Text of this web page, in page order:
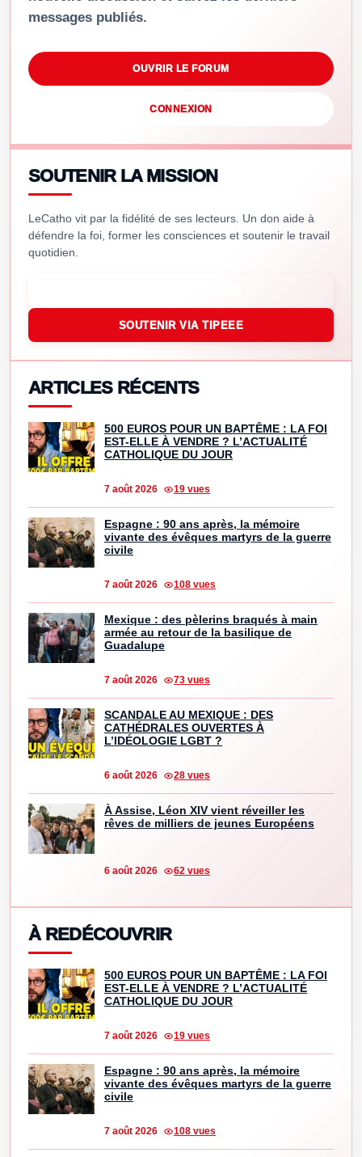
messages publiés.
OUVRIR LE FORUM
CONNEXION
SOUTENIR LA MISSION
LeCatho vit par la fidélité de ses lecteurs. Un don aide à
défendre la foi, former les consciences et soutenir le travail
quotidien.
SOUTENIR VIA TIPEEE
ARTICLES RÉCENTS
500 EUROS POUR UN BAPTÊME : LA FOI
EST-ELLE À VENDRE ? L’ACTUALITÉ
CATHOLIQUE DU JOUR
7 août 2026 19 vues
Espagne : 90 ans après, la mémoire
vivante des évêques martyrs de la guerre
civile
7 août 2026 108 vues
Mexique : des pèlerins braqués à main
armée au retour de la basilique de
Guadalupe
7 août 2026 73 vues
SCANDALE AU MEXIQUE : DES
CATHÉDRALES OUVERTES À
L’IDÉOLOGIE LGBT ?
6 août 2026 28 vues
À Assise, Léon XIV vient réveiller les
rêves de milliers de jeunes Européens
6 août 2026 62 vues
À REDÉCOUVRIR
500 EUROS POUR UN BAPTÊME : LA FOI
EST-ELLE À VENDRE ? L’ACTUALITÉ
CATHOLIQUE DU JOUR
7 août 2026 19 vues
Espagne : 90 ans après, la mémoire
vivante des évêques martyrs de la guerre
civile
7 août 2026 108 vues